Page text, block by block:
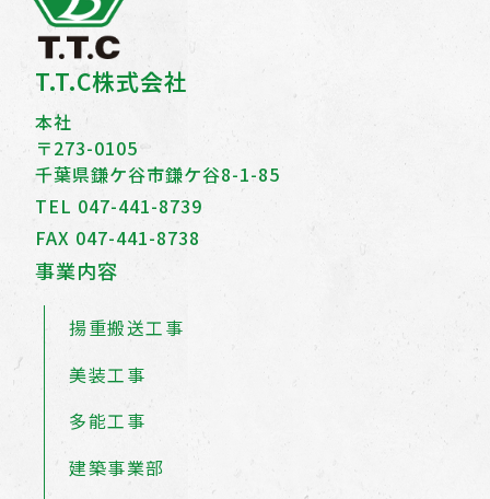
T.T.C株式会社
本社
〒273-0105
千葉県鎌ケ谷市鎌ケ谷8-1-85
TEL 047-441-8739
FAX 047-441-8738
事業内容
揚重搬送工事
美装工事
多能工事
建築事業部